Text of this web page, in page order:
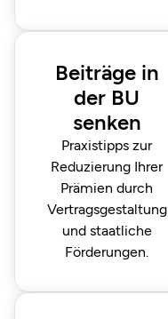
Beiträge in
der BU
senken
Praxistipps zur
Reduzierung Ihrer
Prämien durch
Vertragsgestaltung
und staatliche
Förderungen.